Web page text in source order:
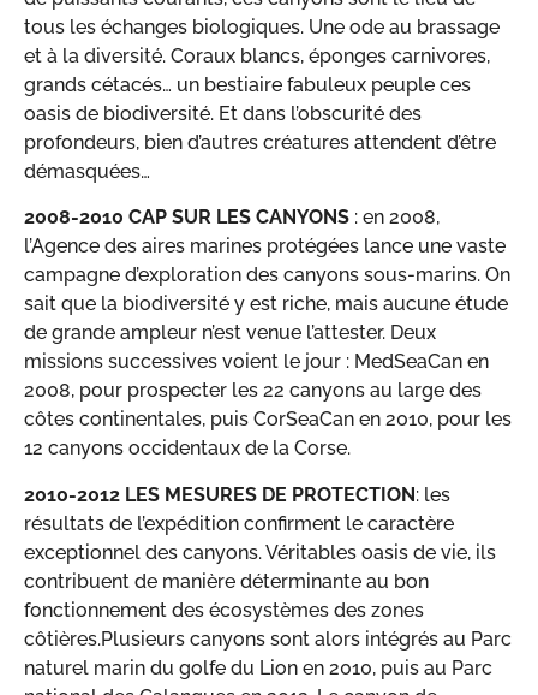
tous les échanges biologiques. Une ode au brassage
et à la diversité. Coraux blancs, éponges carnivores,
grands cétacés… un bestiaire fabuleux peuple ces
oasis de biodiversité. Et dans l’obscurité des
profondeurs, bien d’autres créatures attendent d’être
démasquées…
2008-2010 CAP SUR LES CANYONS : en 2008,
l’Agence des aires marines protégées lance une vaste
campagne d’exploration des canyons sous-marins. On
sait que la biodiversité y est riche, mais aucune étude
de grande ampleur n’est venue l’attester. Deux
missions successives voient le jour : MedSeaCan en
2008, pour prospecter les 22 canyons au large des
côtes continentales, puis CorSeaCan en 2010, pour les
12 canyons occidentaux de la Corse.
2010-2012 LES MESURES DE PROTECTION: les
résultats de l’expédition confirment le caractère
exceptionnel des canyons. Véritables oasis de vie, ils
contribuent de manière déterminante au bon
fonctionnement des écosystèmes des zones
côtières.Plusieurs canyons sont alors intégrés au Parc
naturel marin du golfe du Lion en 2010, puis au Parc